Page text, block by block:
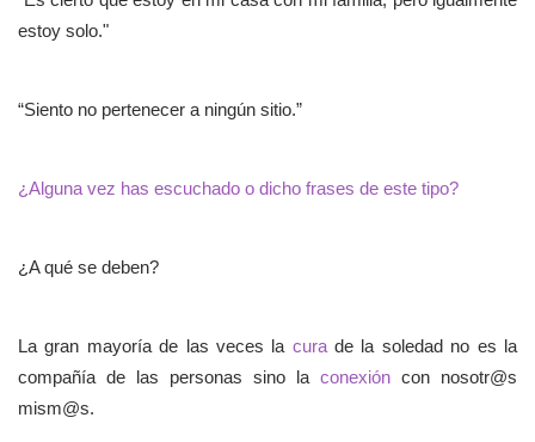
estoy solo."
“Siento no pertenecer a ningún sitio.”
¿Alguna vez has escuchado o dicho frases de este tipo?
¿A qué se deben?
La gran mayoría de las veces la curade la soledad no es la
compañía de las personas sino la conexión con nosotr@s
mism@s.